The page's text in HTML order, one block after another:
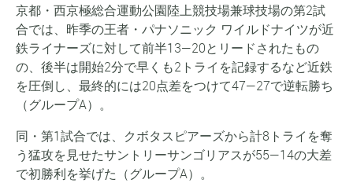
京都・西京極総合運動公園陸上競技場兼球技場の第2試
合では、昨季の王者・パナソニック ワイルドナイツが近
鉄ライナーズに対して前半13—20とリードされたもの
の、後半は開始2分で早くも2トライを記録するなど近鉄
を圧倒し、最終的には20点差をつけて47—27で逆転勝ち
（グループA）。
同・第1試合では、クボタスピアーズから計8トライを奪
う猛攻を見せたサントリーサンゴリアスが55—14の大差
で初勝利を挙げた（グループA）。